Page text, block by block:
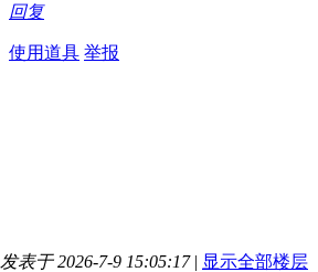
回复
使用道具 举报
发表于 2026-7-9 15:05:17 | 显示全部楼层